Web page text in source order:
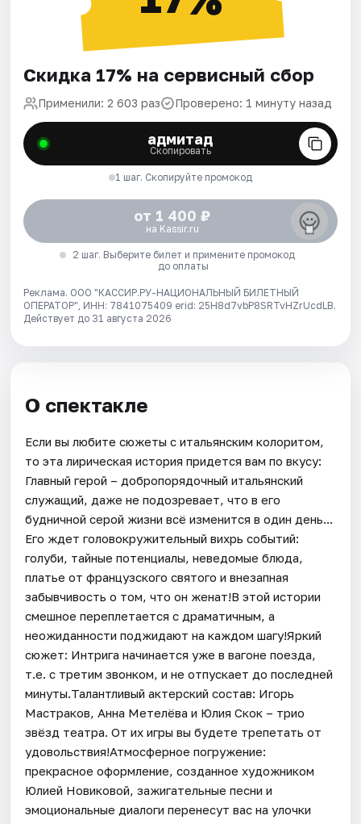
Скидка 17% на сервисный сбор
Применили: 2 603 раз Проверено: 1 минуту назад
адмитад
Скопировать
1 шаг. Скопируйте промокод
от 1 400 ₽
на Kassir.ru
2 шаг. Выберите билет и примените промокод
до оплаты
Реклама. ООО "КАССИР.РУ-НАЦИОНАЛЬНЫЙ БИЛЕТНЫЙ
ОПЕРАТОР", ИНН: 7841075409 erid: 25H8d7vbP8SRTvHZrUcdLB.
Действует до 31 августа 2026
О спектакле
Если вы любите сюжеты с итальянским колоритом,
то эта лирическая история придется вам по вкусу:
Главный герой – добропорядочный итальянский
служащий, даже не подозревает, что в его
будничной серой жизни всё изменится в один день...
Его ждет головокружительный вихрь событий:
голуби, тайные потенциалы, неведомые блюда,
платье от французского святого и внезапная
забывчивость о том, что он женат!В этой истории
смешное переплетается с драматичным, а
неожиданности поджидают на каждом шагу!Яркий
сюжет: Интрига начинается уже в вагоне поезда,
т.е. с третим звонком, и не отпускает до последней
минуты.Талантливый актерский состав: Игорь
Мастраков, Анна Метелёва и Юлия Скок – трио
звёзд театра. От их игры вы будете трепетать от
удовольствия!Атмосферное погружение:
прекрасное оформление, созданное художником
Юлией Новиковой, зажигательные песни и
эмоциональные диалоги перенесут вас на улочки